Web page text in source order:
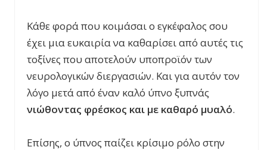
Κάθε φορά που κοιμάσαι ο εγκέφαλος σου
έχει μια ευκαιρία να καθαρίσει από αυτές τις
τοξίνες που αποτελούν υποπροϊόν των
νευρολογικών διεργασιών. Και για αυτόν τον
λόγο μετά από έναν καλό ύπνο ξυπνάς
νιώθοντας φρέσκος και με καθαρό μυαλό.
Επίσης, ο ύπνος παίζει κρίσιμο ρόλο στην